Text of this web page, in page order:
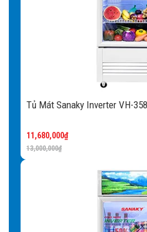
đông khi sử dụng và bảo quản
Nhiều tiện ích nổi
Tủ Mát Sanaky Inverter VH-
13,000,000₫
11,680,000₫